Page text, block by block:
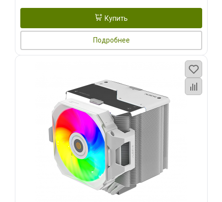
Купить
Подробнее